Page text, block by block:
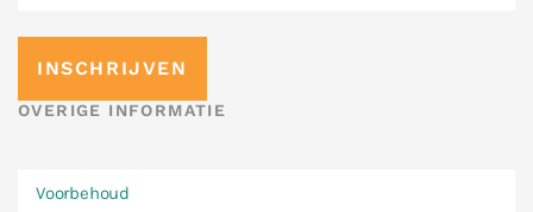
OVERIGE INFORMATIE
Voorbehoud